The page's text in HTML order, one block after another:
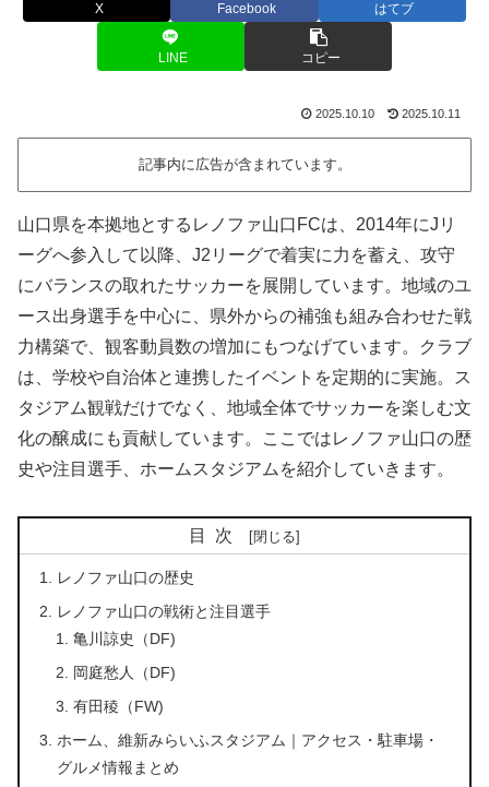
X Facebook はてブ
LINE コピー
2025.10.10 2025.10.11
記事内に広告が含まれています。
山口県を本拠地とするレノファ山口FCは、2014年にJリ
ーグへ参入して以降、J2リーグで着実に力を蓄え、攻守
にバランスの取れたサッカーを展開しています。地域のユ
ース出身選手を中心に、県外からの補強も組み合わせた戦
力構築で、観客動員数の増加にもつなげています。クラブ
は、学校や自治体と連携したイベントを定期的に実施。ス
タジアム観戦だけでなく、地域全体でサッカーを楽しむ文
化の醸成にも貢献しています。ここではレノファ山口の歴
史や注目選手、ホームスタジアムを紹介していきます。
目次
レノファ山口の歴史
レノファ山口の戦術と注目選手
亀川諒史（DF)
岡庭愁人（DF)
有田稜（FW)
ホーム、維新みらいふスタジアム｜アクセス・駐車場・
グルメ情報まとめ